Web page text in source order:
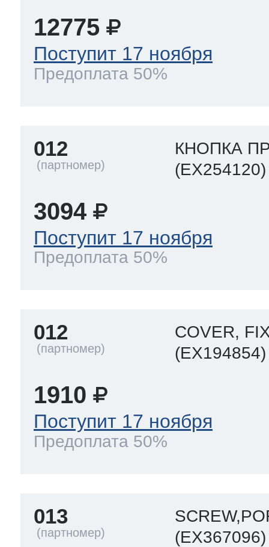
12775
Поступит 17 ноября
Предоплата 50%
012
КНОПКА
(EX254120)
3094
Поступит 17 ноября
Предоплата 50%
012
COVER,
(EX194854)
1910
Поступит 17 ноября
Предоплата 50%
013
(EX367096)